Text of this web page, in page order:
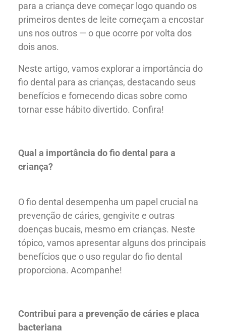
para a criança deve começar logo quando os
primeiros dentes de leite começam a encostar
uns nos outros — o que ocorre por volta dos
dois anos.
Neste artigo, vamos explorar a importância do
fio dental para as crianças, destacando seus
benefícios e fornecendo dicas sobre como
tornar esse hábito divertido. Confira!
Qual a importância do fio dental para a
criança?
O fio dental desempenha um papel crucial na
prevenção de cáries, gengivite e outras
doenças bucais, mesmo em crianças. Neste
tópico, vamos apresentar alguns dos principais
benefícios que o uso regular do fio dental
proporciona. Acompanhe!
Contribui para a prevenção de cáries e placa
bacteriana